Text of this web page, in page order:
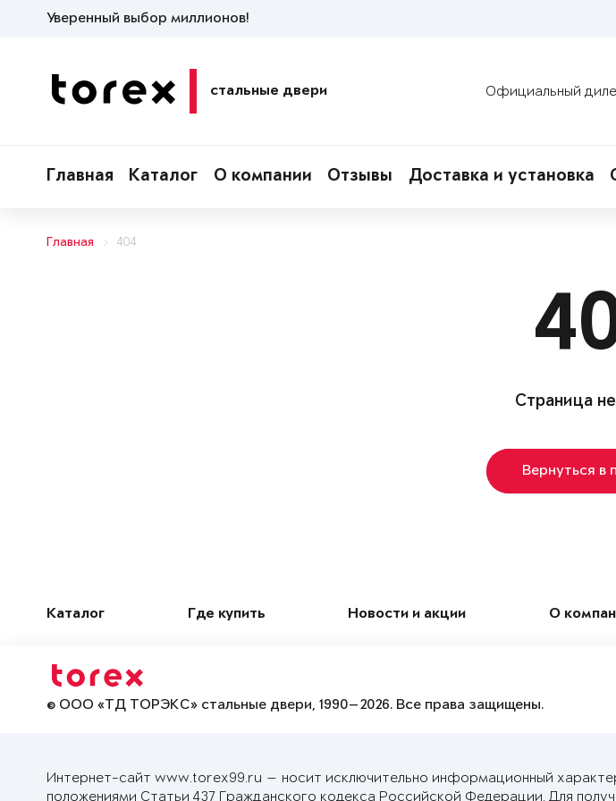
Уверенный выбор миллионов!
стальные двери Официальный
Главная Каталог О компании Отзывы Доставка и установка
Главная 404
Страница
Вернуться в
Каталог Где купить Новости и акции О
© ООО «ТД ТОРЭКС» стальные двери, 1990—2026. Все права защищены.
Интернет-сайт www.torex99.ru — носит исключительно информационный
положениями Статьи 437 Гражданского кодекса Российской Федерации. Для